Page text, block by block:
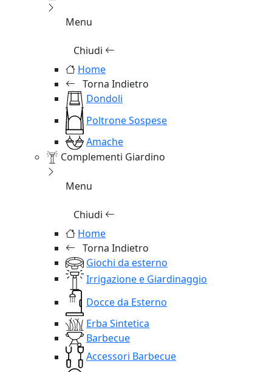
Menu
Chiudi
Home
Torna Indietro
Dondoli
Poltrone Sospese
Amache
Complementi Giardino
Menu
Chiudi
Home
Torna Indietro
Giochi da esterno
Irrigazione e Giardinaggio
Docce da Esterno
Erba Sintetica
Barbecue
Accessori Barbecue